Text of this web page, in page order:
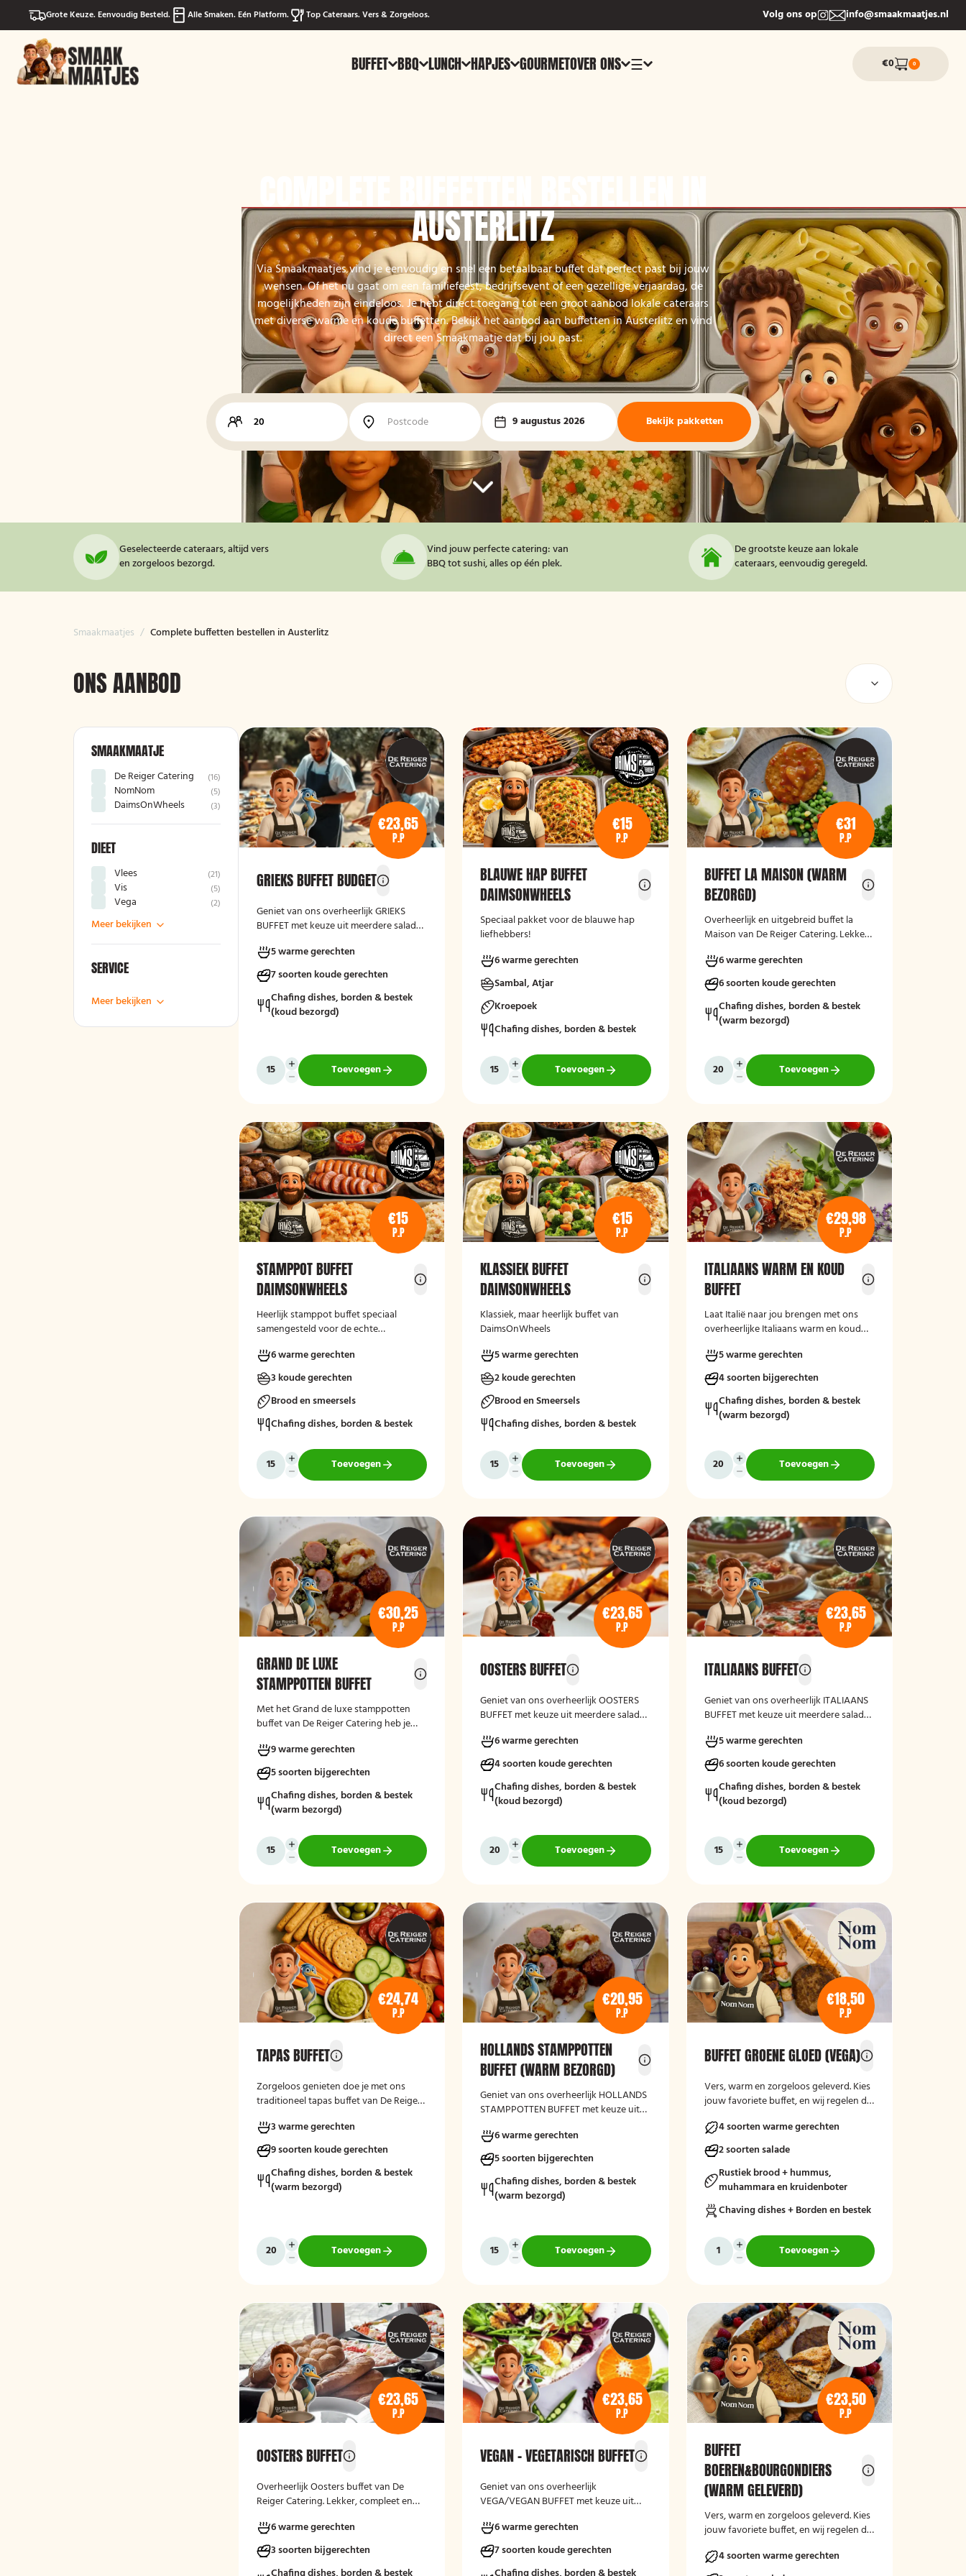
Grote Keuze. Eenvoudig Besteld. Alle Smaken. Eén Platform. Top Cateraars. Vers & Zorgeloos. Volg ons op info@smaakmaatjes.nl
BUFFET BBQ LUNCH HAPJES GOURMETOVER ONS ☰ €0 0
AUSTERLITZ
Via Smaakmaatjes vind je eenvoudig en snel een betaalbaar buffet dat perfect past bij jouw
wensen. Of het nu gaat om een familiefeest, bedrijfsevent of een gezellige verjaardag, de
mogelijkheden zijn eindeloos. Je hebt direct toegang tot een groot aanbod lokale cateraars
met diverse warme en koude buffetten. Bekijk het aanbod aan buffetten in Austerlitz en vind
direct een Smaakmaatje dat bij jou past.
9 augustus 2026 Bekijk pakketten
Geselecteerde cateraars, altijd vers
en zorgeloos bezorgd.
Vind jouw perfecte catering: van
BBQ tot sushi, alles op één plek.
De grootste keuze aan lokale
cateraars, eenvoudig geregeld.
Smaakmaatjes / Complete buffetten bestellen in Austerlitz
ONS AANBOD
SMAAKMAATJE
De Reiger Catering (16)
NomNom (5)
DaimsOnWheels (3)
DIEET
Vlees (21)
Vis (5)
Vega (2)
Meer bekijken
SERVICE
Meer bekijken
€23,65
P.P
GRIEKS BUFFET BUDGET
Geniet van ons overheerlijk GRIEKS
BUFFET met keuze uit meerdere salade-
kruidenboter. Laat het smaken!
5 warme gerechten
7 soorten koude gerechten
Chafing dishes, borden & bestek
(koud bezorgd)
Toevoegen
€15
P.P
BLAUWE HAP BUFFET
DAIMSONWHEELS
Speciaal pakket voor de blauwe hap
liefhebbers!
6 warme gerechten
Sambal, Atjar
Kroepoek
Chafing dishes, borden & bestek
Toevoegen
€31
P.P
BUFFET LA MAISON (WARM
BEZORGD)
Overheerlijk en uitgebreid buffet la
Maison van De Reiger Catering. Lekker,
6 warme gerechten
6 soorten koude gerechten
Chafing dishes, borden & bestek
(warm bezorgd)
Toevoegen
€15
P.P
STAMPPOT BUFFET
DAIMSONWHEELS
Heerlijk stamppot buffet speciaal
samengesteld voor de echte
6 warme gerechten
3 koude gerechten
Brood en smeersels
Chafing dishes, borden & bestek
Toevoegen
€15
P.P
KLASSIEK BUFFET
DAIMSONWHEELS
Klassiek, maar heerlijk buffet van
DaimsOnWheels
5 warme gerechten
2 koude gerechten
Brood en Smeersels
Chafing dishes, borden & bestek
Toevoegen
€29,98
P.P
ITALIAANS WARM EN KOUD
BUFFET
Laat Italië naar jou brengen met ons
overheerlijke Italiaans warm en koud
salades, spaghetti, Italiaanse groenten
en meer!
5 warme gerechten
4 soorten bijgerechten
Chafing dishes, borden & bestek
(warm bezorgd)
Toevoegen
€30,25
P.P
GRAND DE LUXE
STAMPPOTTEN BUFFET
Met het Grand de luxe stamppotten
buffet van De Reiger Catering heb je
overheerlijke stamppotten met diverse
bijgerechten.
9 warme gerechten
5 soorten bijgerechten
Chafing dishes, borden & bestek
(warm bezorgd)
Toevoegen
€23,65
P.P
OOSTERS BUFFET
Geniet van ons overheerlijk OOSTERS
BUFFET met keuze uit meerdere salade-
kruidenboter. Laat het smaken!
6 warme gerechten
4 soorten koude gerechten
Chafing dishes, borden & bestek
(koud bezorgd)
Toevoegen
€23,65
P.P
ITALIAANS BUFFET
Geniet van ons overheerlijk ITALIAANS
BUFFET met keuze uit meerdere salade-
kruidenboter. Laat het smaken!
5 warme gerechten
6 soorten koude gerechten
Chafing dishes, borden & bestek
(koud bezorgd)
Toevoegen
€24,74
P.P
TAPAS BUFFET
Zorgeloos genieten doe je met ons
traditioneel tapas buffet van De Reiger
3 warme gerechten
9 soorten koude gerechten
Chafing dishes, borden & bestek
(warm bezorgd)
Toevoegen
€20,95
P.P
HOLLANDS STAMPPOTTEN
BUFFET (WARM BEZORGD)
Geniet van ons overheerlijk HOLLANDS
STAMPPOTTEN BUFFET met keuze uit
smaken!
6 warme gerechten
5 soorten bijgerechten
Chafing dishes, borden & bestek
(warm bezorgd)
Toevoegen
€18,50
P.P
BUFFET GROENE GLOED (VEGA)
Vers, warm en zorgeloos geleverd. Kies
jouw favoriete buffet, en wij regelen de
4 soorten warme gerechten
2 soorten salade
Rustiek brood + hummus,
muhammara en kruidenboter
Chaving dishes + Borden en bestek
Toevoegen
€23,65
P.P
OOSTERS BUFFET
Overheerlijk Oosters buffet van De
Reiger Catering. Lekker, compleet en
6 warme gerechten
3 soorten bijgerechten
€23,65
P.P
VEGAN - VEGETARISCH BUFFET
Geniet van ons overheerlijk
VEGA/VEGAN BUFFET met keuze uit
gebakken brood en kruidenboter. Laat
het smaken!
6 warme gerechten
7 soorten koude gerechten
€23,50
P.P
BUFFET
BOEREN&BOURGONDIERS
(WARM GELEVERD)
Vers, warm en zorgeloos geleverd. Kies
jouw favoriete buffet, en wij regelen de
4 soorten warme gerechten